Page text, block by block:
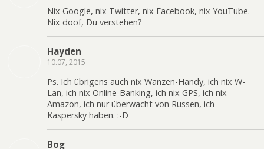
Nix Google, nix Twitter, nix Facebook, nix YouTube.
Nix doof, Du verstehen?
Hayden
10.07, 2015
Ps. Ich übrigens auch nix Wanzen-Handy, ich nix W-
Lan, ich nix Online-Banking, ich nix GPS, ich nix
Amazon, ich nur überwacht von Russen, ich
Kaspersky haben. :-D
Bog